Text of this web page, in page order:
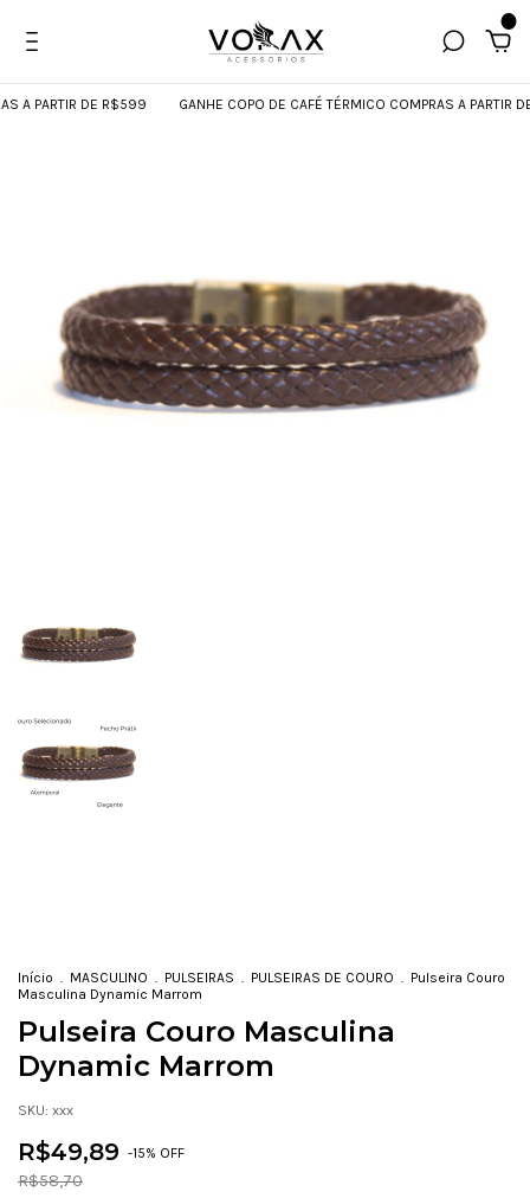
PARTIR DE R$599 GANHE COPO DE CAFÉ TÉRMICO COMPRAS A PARTIR DE
Início . MASCULINO . PULSEIRAS . PULSEIRAS DE COURO . Pulseira Couro
Masculina Dynamic Marrom
Pulseira Couro Masculina
Dynamic Marrom
SKU: xxx
R$49,89 -15% OFF
R$58,70